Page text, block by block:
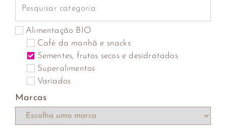
Alimentação BIO
Café da manhã e snacks
Sementes, frutos secos e desidratados
Superalimentos
Variados
Marcas